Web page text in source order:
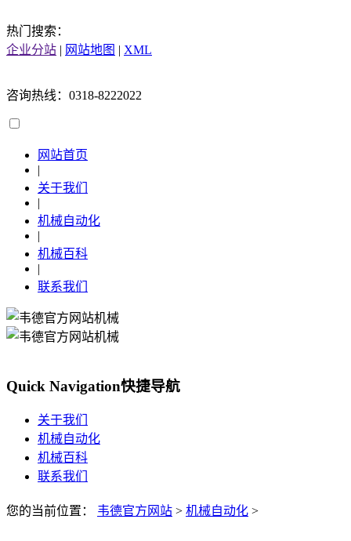
热门搜索：
企业分站 | 网站地图 | XML
咨询热线：0318-8222022
网站首页
|
关于我们
|
机械自动化
|
机械百科
|
联系我们
Quick Navigation快捷导航
关于我们
机械自动化
机械百科
联系我们
您的当前位置： 韦德官方网站 > 机械自动化 >